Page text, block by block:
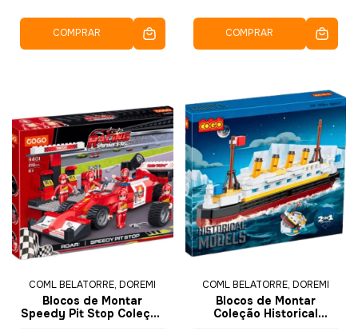
COMPRAR COMPRAR
COML BELATORRE, DOREMI
Blocos de Montar
Speedy Pit Stop Coleção
COML BELATORRE, DOREMI
Blocos de Montar
Coleção Historical